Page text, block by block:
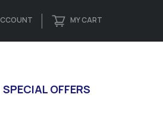
MY CART
SPECIAL OFFERS